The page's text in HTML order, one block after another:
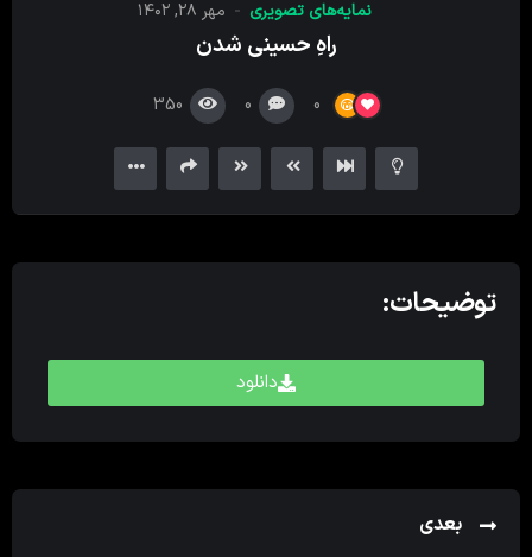
نمایه‌های تصویری مهر ۲۸, ۱۴۰۲
راهِ حسینی شدن
0
0
350
توضیحات:
دانلود
بعدی